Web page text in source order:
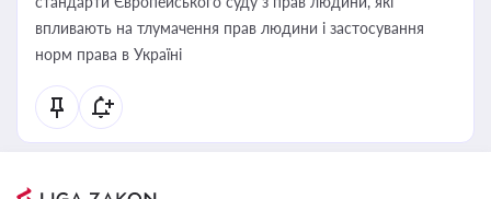
впливають на тлумачення прав людини і застосування
норм права в Україні